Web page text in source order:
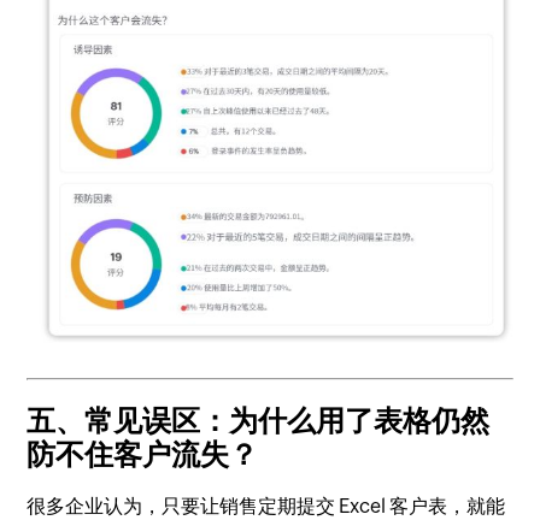
五、常见误区：为什么用了表格仍然
防不住客户流失？
很多企业认为，只要让销售定期提交 Excel 客户表，就能